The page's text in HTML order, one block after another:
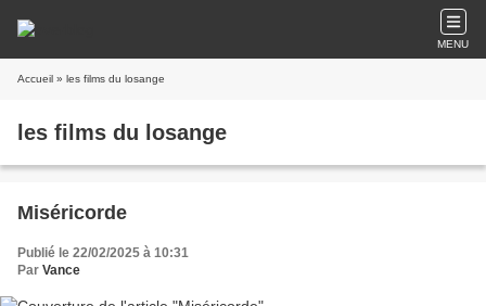
MENU
Accueil » les films du losange
les films du losange
Miséricorde
Publié le 22/02/2025 à 10:31
Par Vance